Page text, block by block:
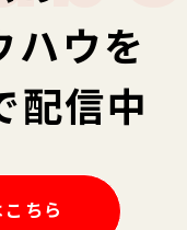
ハウを
配信中
ちら